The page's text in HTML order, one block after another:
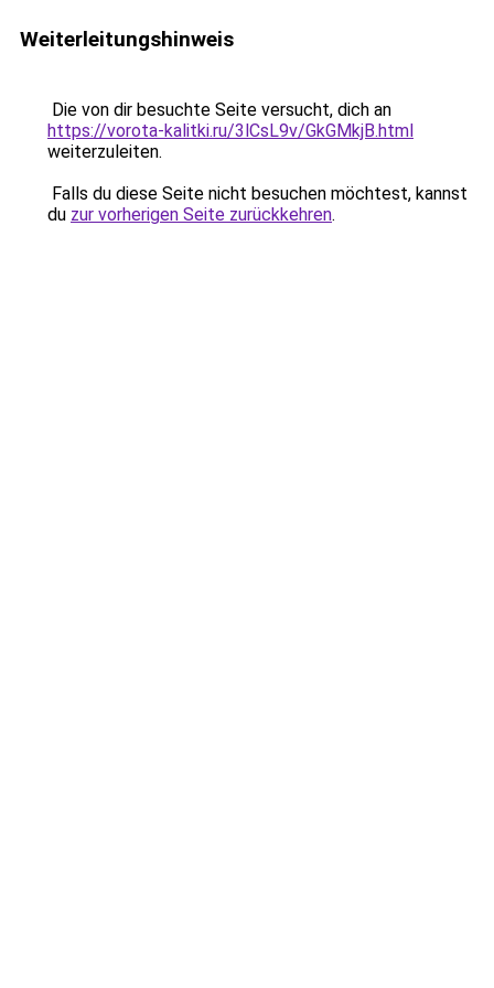
Weiterleitungshinweis
Die von dir besuchte Seite versucht, dich an
https://vorota-kalitki.ru/3lCsL9v/GkGMkjB.html
weiterzuleiten.
Falls du diese Seite nicht besuchen möchtest, kannst
du zur vorherigen Seite zurückkehren.